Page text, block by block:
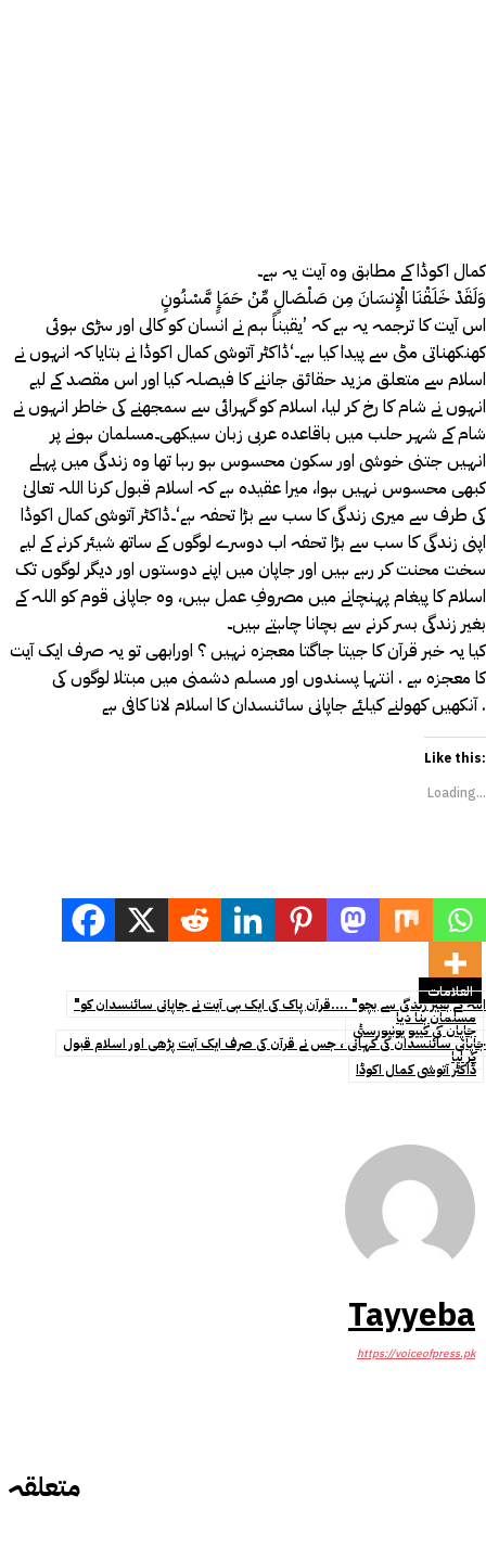
متعلقہ
کمال اکوڈا کے مطابق وہ آیت یہ ہے۔
وَلَقَدْ خَلَقْنَا الْإِنسَانَ مِن صَلْصَالٍ مِّنْ حَمَإٍ مَّسْنُونٍ
اس آیت کا ترجمہ یہ ہے کہ ’یقیناً ہم نے انسان کو کالی اور سڑی ہوئی
کھنکھناتی مٹی سے پیدا کیا ہے۔‘ڈاکٹر آتوشی کمال اکوڈا نے بتایا کہ انہوں نے
اسلام سے متعلق مزید حقائق جاننے کا فیصلہ کیا اور اس مقصد کے لیے
انہوں نے شام کا رخ کر لیا، اسلام کو گہرائی سے سمجھنے کی خاطر انہوں نے
شام کے شہر حلب میں باقاعدہ عربی زبان سیکھی۔مسلمان ہونے پر
انہیں جتنی خوشی اور سکون محسوس ہو رہا تھا وہ زندگی میں پہلے
کبھی محسوس نہیں ہوا، میرا عقیدہ ہے کہ اسلام قبول کرنا اللہ تعالیٰ
کی طرف سے میری زندگی کا سب سے بڑا تحفہ ہے‘۔ڈاکٹر آتوشی کمال اکوڈا
اپنی زندگی کا سب سے بڑا تحفہ اب دوسرے لوگوں کے ساتھ شیئر کرنے کے لیے
سخت محنت کر رہے ہیں اور جاپان میں اپنے دوستوں اور دیگر لوگوں تک
اسلام کا پیغام پہنچانے میں مصروفِ عمل ہیں، وہ جاپانی قوم کو اللہ کے
بغیر زندگی بسر کرنے سے بچانا چاہتے ہیں۔
کیا یہ خبر قرآن کا جیتا جاگتا معجزہ نہیں ؟ اورابھی تو یہ صرف ایک آیت
کا معجزہ ہے . انتہا پسندوں اور مسلم دشمنی میں مبتلا لوگوں کی
آنکھیں کھولنے کیلئے جاپانی سائنسدان کا اسلام لانا کافی ہے .
Like this:
Loading...
العلامات
"اللہ کے بغیر زندگی سے بچو" ....قرآن پاک کی ایک ہی آیت نے جاپانی سائنسدان کو
مسلمان بنا دیا
جاپان کی کییو یونیورسٹی
جاپانی سائنسدان کی کہانی ، جس نے قرآن کی صرف ایک آیت پڑھی اور اسلام قبول
کر لیا
ڈاکٹر آتوشی کمال اکوڈا
Tayyeba
https://voiceofpress.pk